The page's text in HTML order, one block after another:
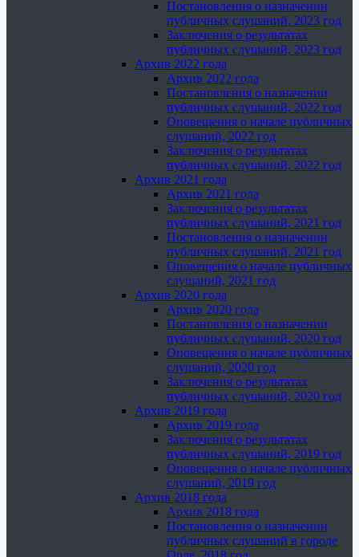
Постановления о назначении
публичных слушаний, 2023 год
Заключения о результатах
публичных слушаний, 2023 год
Архив 2022 года
Архив 2022 года
Постановления о назначении
публичных слушаний, 2022 год
Оповещения о начале публичных
слушаний, 2022 год
Заключения о результатах
публичных слушаний, 2022 год
Архив 2021 года
Архив 2021 года
Заключения о результатах
публичных слушаний, 2021 год
Постановления о назначении
публичных слушаний, 2021 год
Оповещения о начале публичных
слушаний, 2021 год
Архив 2020 года
Архив 2020 года
Постановления о назначении
публичных слушаний, 2020 год
Оповещения о начале публичных
слушаний, 2020 год
Заключения о результатах
публичных слушаний, 2020 год
Архив 2019 года
Архив 2019 года
Заключения о результатах
публичных слушаний, 2019 год
Оповещения о начале публичных
слушаний, 2019 год
Архив 2018 года
Архив 2018 года
Постановления о назначении
публичных слушаний в городе